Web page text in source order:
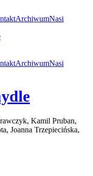
ArchiwumNasi
ArchiwumNasi
Kamil Pruban,
Joanna Trzepiecińska,